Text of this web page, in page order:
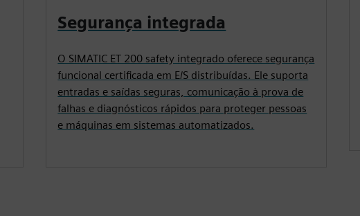
Segurança integrada
O SIMATIC ET 200 safety integrado oferece segurança
funcional certificada em E/S distribuídas. Ele suporta
entradas e saídas seguras, comunicação à prova de
falhas e diagnósticos rápidos para proteger pessoas
e máquinas em sistemas automatizados.